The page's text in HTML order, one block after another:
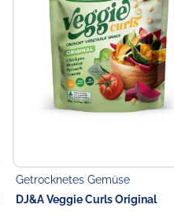
Getrocknetes Gemüse
DJ&A Veggie Curls Original